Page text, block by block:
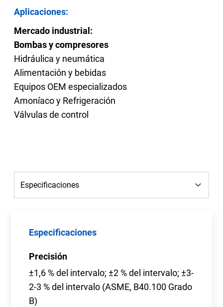
Aplicaciones:
Mercado industrial:
Bombas y compresores
Hidráulica y neumática
Alimentación y bebidas
Equipos OEM especializados
Amoníaco y Refrigeración
Válvulas de control
Especificaciones
Precisión
±1,6 % del intervalo; ±2 % del intervalo; ±3-
2-3 % del intervalo (ASME, B40.100 Grado
B)